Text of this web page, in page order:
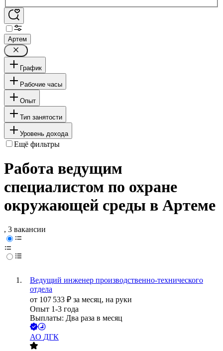
Артем
График
Рабочие часы
Опыт
Тип занятости
Уровень дохода
Ещё фильтры
Работа ведущим
специалистом по охране
окружающей среды в Артеме
, 3 вакансии
Ведущий инженер производственно-технического
отдела
от 107 533 ₽ за месяц, на руки
Опыт 1-3 года
Выплаты: Два раза в месяц
АО ДГК